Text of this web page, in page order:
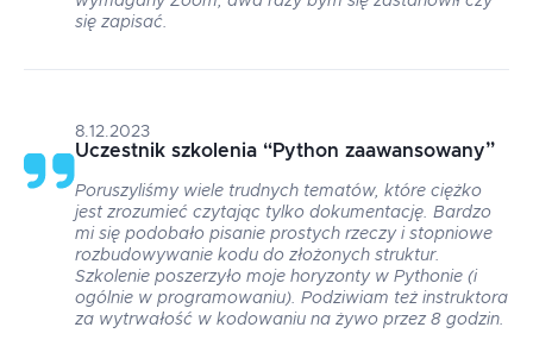
się zapisać.
8.12.2023
Uczestnik szkolenia “Python zaawansowany”
Poruszyliśmy wiele trudnych tematów, które ciężko
jest zrozumieć czytając tylko dokumentację. Bardzo
mi się podobało pisanie prostych rzeczy i stopniowe
rozbudowywanie kodu do złożonych struktur.
Szkolenie poszerzyło moje horyzonty w Pythonie (i
ogólnie w programowaniu). Podziwiam też instruktora
za wytrwałość w kodowaniu na żywo przez 8 godzin.